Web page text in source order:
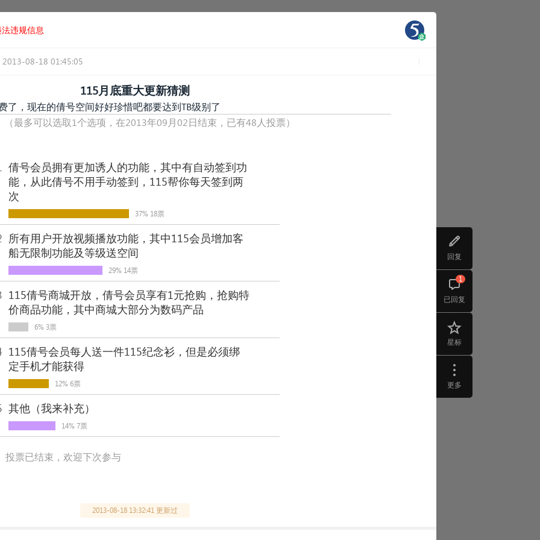
回复
已回复
1
星标
更多
违规信息
2013-08-18 01:45:05
115月底重大更新猜测
了，现在的倩号空间好好珍惜吧都要达到TB级别了
（最多可以选取1个选项，在2013年09月02日结束，已有48人投票）
倩号会员拥有更加诱人的功能，其中有自动签到功
能，从此倩号不用手动签到，115帮你每天签到两
次
37% 18票
所有用户开放视频播放功能，其中115会员增加客
船无限制功能及等级送空间
29% 14票
115倩号商城开放，倩号会员享有1元抢购，抢购特
价商品功能，其中商城大部分为数码产品
6% 3票
115倩号会员每人送一件115纪念衫，但是必须绑
定手机才能获得
12% 6票
其他（我来补充）
14% 7票
投票已结束，欢迎下次参与
2013-08-18 13:32:41 更新过